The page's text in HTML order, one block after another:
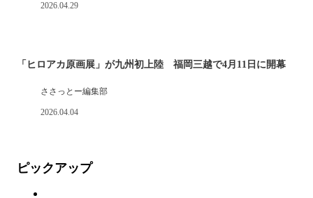
2026.04.29
「ヒロアカ原画展」が九州初上陸 福岡三越で4月11日に開幕
ささっとー編集部
2026.04.04
ピックアップ